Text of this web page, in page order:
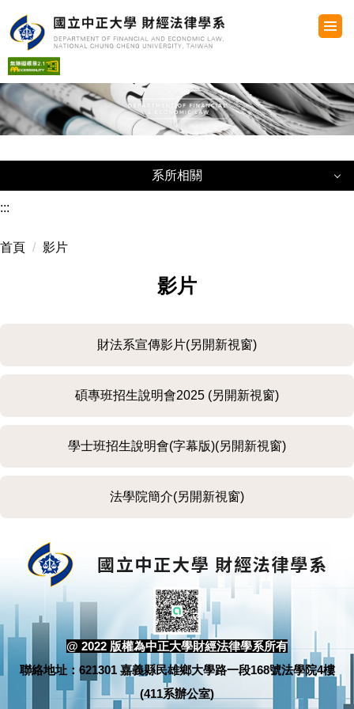
到
要
內
容
區
系所相關
系所法規
:::
首頁 影片
影片
財法系宣傳影片(另開新視窗)
碩專班招生說明會2025 (另開新視窗)
學士班招生說明會(字幕版)(另開新視窗)
法學院簡介(另開新視窗)
@ 2022 版權為中正大學財經法律學系所有
聯絡地址：621301 嘉義縣民雄鄉大學路一段168號法學院4樓
(411系辦公室)